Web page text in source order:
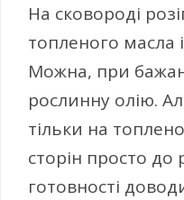
На сковороді
топленого масла
Можна, при
рослинну олію.
тільки на
сторін просто до
готовності